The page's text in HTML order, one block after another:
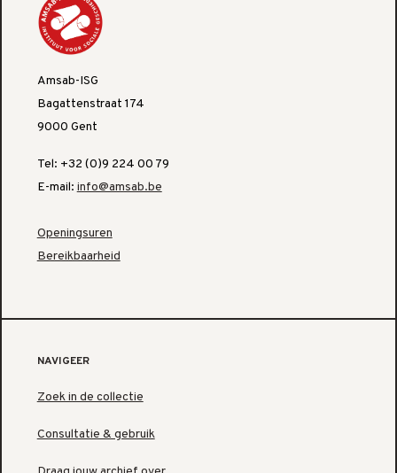
Amsab-ISG
Bagattenstraat 174
9000 Gent
Tel: +32 (0)9 224 00 79
E-mail: info@amsab.be
Openingsuren
Bereikbaarheid
NAVIGEER
Zoek in de collectie
Consultatie & gebruik